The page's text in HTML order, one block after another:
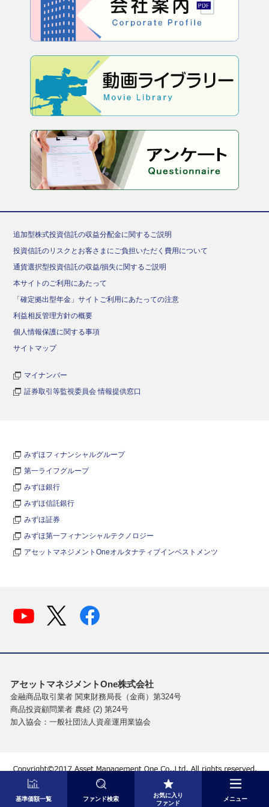
基準価額一覧 ファンド検索
お気に入り
ファンド
メニュー
追加型株式投資信託の収益分配金に関するご説明
投資信託のリスクとお客さまにご負担いただく費用について
通貨選択型投資信託の収益/損失に関するご説明
本サイトのご利用にあたって
「確定拠出型年金」サイトご利用にあたっての注意
利益相反管理方針の概要
個人情報保護に関する事項
サイトマップ
マイナンバー
証券取引等監視委員会 情報提供窓口
みずほフィナンシャルグループ
第一ライフグループ
みずほ銀行
みずほ信託銀行
みずほ証券
みずほ第一フィナンシャルテクノロジー
アセットマネジメントOneオルタナティブインベストメンツ
アセットマネジメントOne株式会社
金融商品取引業者 関東財務局長（金商）第324号
商品投資顧問業者 農経 (2) 第24号
加入協会：一般社団法人資産運用業協会